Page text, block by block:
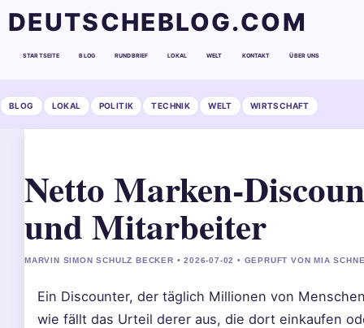
DEUTSCHEBLOG.COM
STARTSEITE BLOG RUNDBRIEF LOKAL WELT KONTAKT ÜBER UNS
BLOG LOKAL POLITIK TECHNIK WELT WIRTSCHAFT
Netto Marken-
und Mitarbeiter
MARVIN SIMON SCHULZ BECKER • 2026-07-02 • GEPRUFT VON MIA
Ein Discounter, der täglich Millionen von
wie fällt das Urteil derer aus, die dort einkaufen